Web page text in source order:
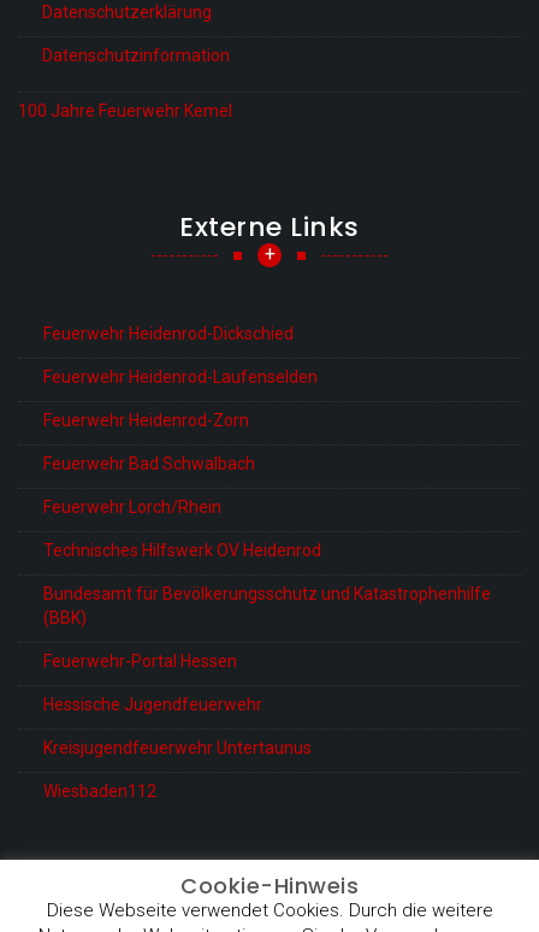
Datenschutzerklärung
Datenschutzinformation
100 Jahre Feuerwehr Kemel
Externe Links
+
Feuerwehr Heidenrod-Dickschied
Feuerwehr Heidenrod-Laufenselden
Feuerwehr Heidenrod-Zorn
Feuerwehr Bad Schwalbach
Feuerwehr Lorch/Rhein
Technisches Hilfswerk OV Heidenrod
Bundesamt für Bevölkerungsschutz und Katastrophenhilfe
(BBK)
Feuerwehr-Portal Hessen
Hessische Jugendfeuerwehr
Kreisjugendfeuerwehr Untertaunus
Wiesbaden112
Cookie-Hinweis
Diese Webseite verwendet Cookies. Durch die weitere